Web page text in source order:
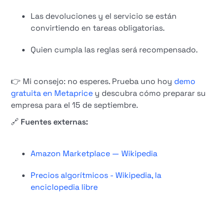
Las devoluciones y el servicio se están
convirtiendo en tareas obligatorias.
Quien cumpla las reglas será recompensado.
👉 Mi consejo: no esperes. Prueba uno hoy demo
gratuita en Metaprice y descubra cómo preparar su
empresa para el 15 de septiembre.
🔗 Fuentes externas:
Amazon Marketplace — Wikipedia
Precios algorítmicos - Wikipedia, la
enciclopedia libre